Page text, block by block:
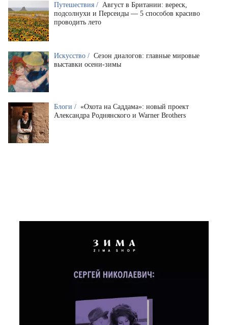
Путешествия / Август в Британии: вереск,
подсолнухи и Персеиды — 5 способов красиво
проводить лето
Искусство / Сезон диалогов: главные мировые
выставки осени-зимы
Блоги / «Охота на Саддама»: новый проект
Александра Роднянского и Warner Brothers